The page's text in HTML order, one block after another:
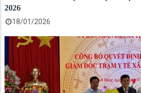
2026
18/01/2026